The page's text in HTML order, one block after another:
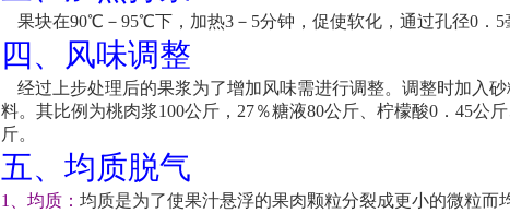
果块在90℃－95℃下，加热3－5分钟，促使软化，通过孔径0．5
四、风味调整
经过上步处理后的果浆为了增加风味需进行调整。调整时加入
料。其比例为桃肉浆100公斤，27％糖液80公斤、柠檬酸0．45公
斤。
五、均质脱气
1、均质： 均质是为了使果汁悬浮的果肉颗粒分裂成更小的微粒而